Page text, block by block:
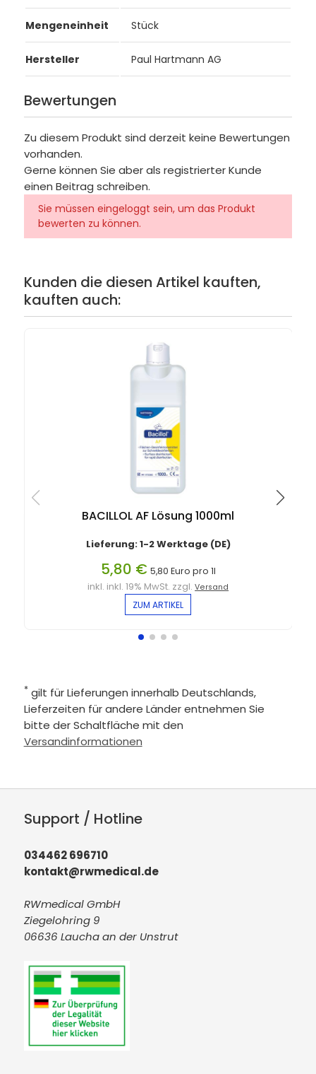
Mengeneinheit Stück
Hersteller Paul Hartmann AG
Bewertungen
Zu diesem Produkt sind derzeit keine Bewertungen
vorhanden.
Gerne können Sie aber als registrierter Kunde
einen Beitrag schreiben.
Sie müssen eingeloggt sein, um das Produkt
bewerten zu können.
Kunden die diesen Artikel kauften,
kauften auch:
BACILLOL AF Lösung 1000ml
Lieferung: 1-2 Werktage (DE)
5,80 € 5,80 Euro pro 1l
inkl. inkl. 19% MwSt. zzgl.Versand
ZUM ARTIKEL
* gilt für Lieferungen innerhalb Deutschlands,
Lieferzeiten für andere Länder entnehmen Sie
bitte der Schaltfläche mit den
Versandinformationen
Support / Hotline
034462 696710
kontakt@rwmedical.de
RWmedical GmbH
Ziegelohring 9
06636 Laucha an der Unstrut